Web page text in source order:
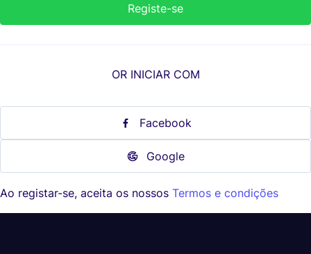
OR INICIAR COM
Facebook
Google
Ao registar-se, aceita os nossos Termos e condições